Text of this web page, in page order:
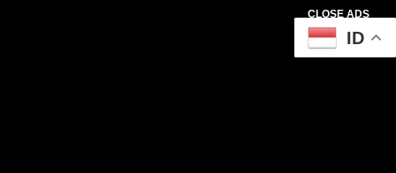
CLOSE ADS
ID